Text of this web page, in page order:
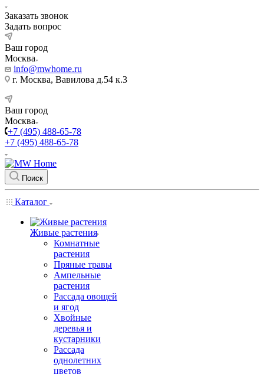
Заказать звонок
Задать вопрос
Ваш город
Москва
info@mwhome.ru
г. Москва, Вавилова д.54 к.3
Ваш город
Москва
+7 (495) 488-65-78
+7 (495) 488-65-78
Поиск
Каталог
Живые растения
Комнатные
растения
Пряные травы
Ампельные
растения
Рассада овощей
и ягод
Хвойные
деревья и
кустарники
Рассада
однолетних
цветов